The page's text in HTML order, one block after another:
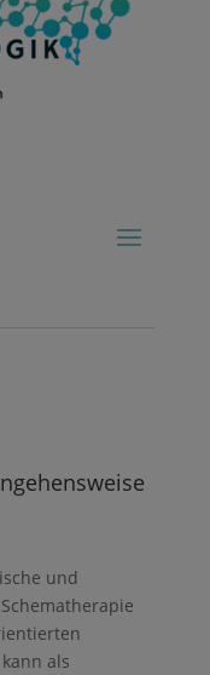
und
als